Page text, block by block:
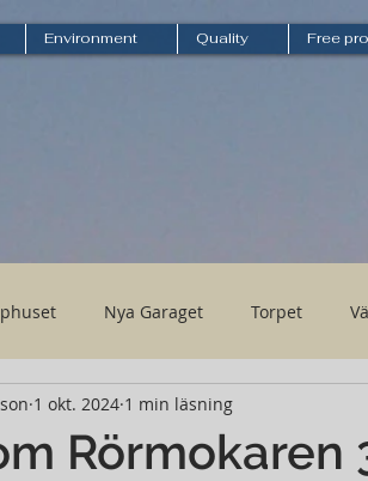
Environment Quality Free
Nya Garaget Torpet
Rörmokaren
1 okt. 2024 1 min läsning